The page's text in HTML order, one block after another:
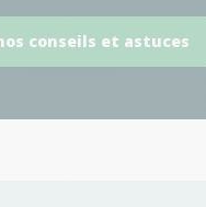
conseils et astuces